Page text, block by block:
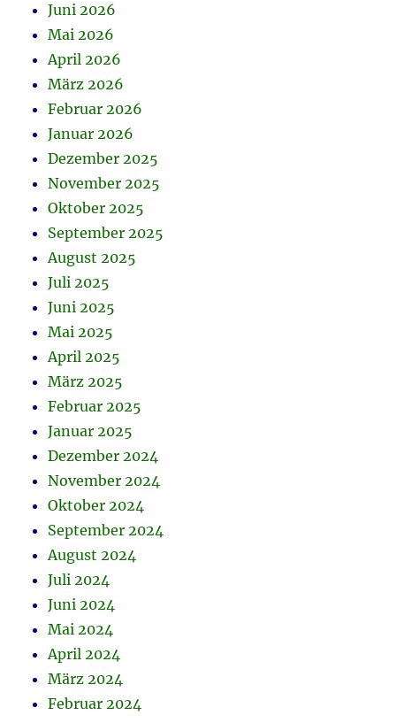
Juni 2026
Mai 2026
April 2026
März 2026
Februar 2026
Januar 2026
Dezember 2025
November 2025
Oktober 2025
September 2025
August 2025
Juli 2025
Juni 2025
Mai 2025
April 2025
März 2025
Februar 2025
Januar 2025
Dezember 2024
November 2024
Oktober 2024
September 2024
August 2024
Juli 2024
Juni 2024
Mai 2024
April 2024
März 2024
Februar 2024